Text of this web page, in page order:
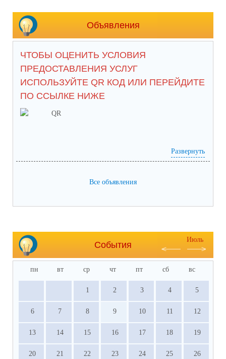
Объявления
ЧТОБЫ ОЦЕНИТЬ УСЛОВИЯ
ПРЕДОСТАВЛЕНИЯ УСЛУГ
ИСПОЛЬЗУЙТЕ QR КОД ИЛИ ПЕРЕЙДИТЕ
ПО ССЫЛКЕ НИЖЕ
анкета доступна по QR-коду, а так же по прямой
Развернуть
Все объявления
События
Июль
пн вт ср чт пт сб вс
1 2 3 4 5
6 7 8 9 10 11 12
13 14 15 16 17 18 19
20 21 22 23 24 25 26